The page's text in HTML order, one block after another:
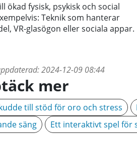
ökad fysisk, psykisk och social
Teknik som hanterar
VR-glasögon eller sociala appar.
2024-12-09 08:44
mer
till stöd för oro och stress
säng
Ett interaktivt spel för